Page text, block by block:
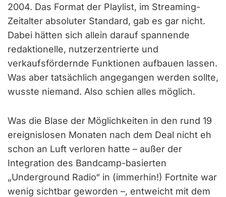
2004. Das Format der Playlist, im Streaming-
Zeitalter absoluter Standard, gab es gar nicht.
Dabei hätten sich allein darauf spannende
redaktionelle, nutzerzentrierte und
verkaufsfördernde Funktionen aufbauen lassen.
Was aber tatsächlich angegangen werden sollte,
wusste niemand. Also schien alles möglich.
Was die Blase der Möglichkeiten in den rund 19
ereignislosen Monaten nach dem Deal nicht eh
schon an Luft verloren hatte – außer der
Integration des Bandcamp-basierten
„Underground Radio“ in (immerhin!) Fortnite war
wenig sichtbar geworden –, entweicht mit dem